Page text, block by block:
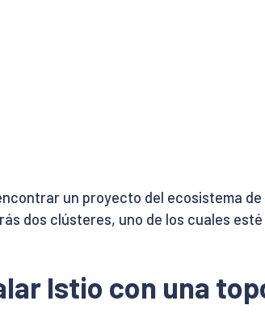
un proyecto del ecosistema
dos clústeres, uno de los cuales
Istio con una